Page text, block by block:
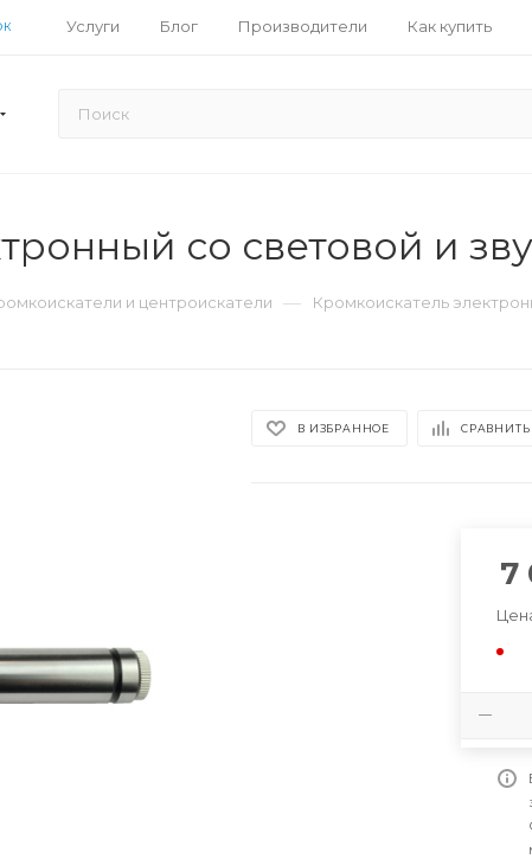
Услуги Блог Производители Как купить
со световой и
и центроискатели — Кромкоискатель
В ИЗБРАННОЕ СРАВНИТЬ
7